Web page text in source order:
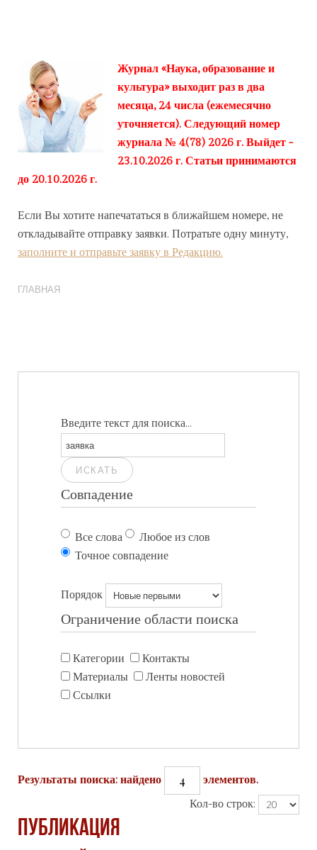
Журнал «Наука, образование и
культура» выходит раз в два
месяца, 24 числа (ежемесячно
уточняется). Следующий номер
журнала № 4(78) 2026 г. Выйдет -
23.10.2026 г. Статьи принимаются
до 20.10.2026 г.
Если Вы хотите напечататься в ближайшем номере, не
откладывайте отправку заявки. Потратьте одну минуту,
заполните и отправьте заявку в Редакцию.
ГЛАВНАЯ
Введите текст для поиска...
ИСКАТЬ
Совпадение
Все слова
Любое из слов
Точное совпадение
Порядок
Ограничение области поиска
Категории
Контакты
Материалы
Ленты новостей
Ссылки
Результаты поиска: найдено 4
элементов.
Кол-во строк:
Публикация